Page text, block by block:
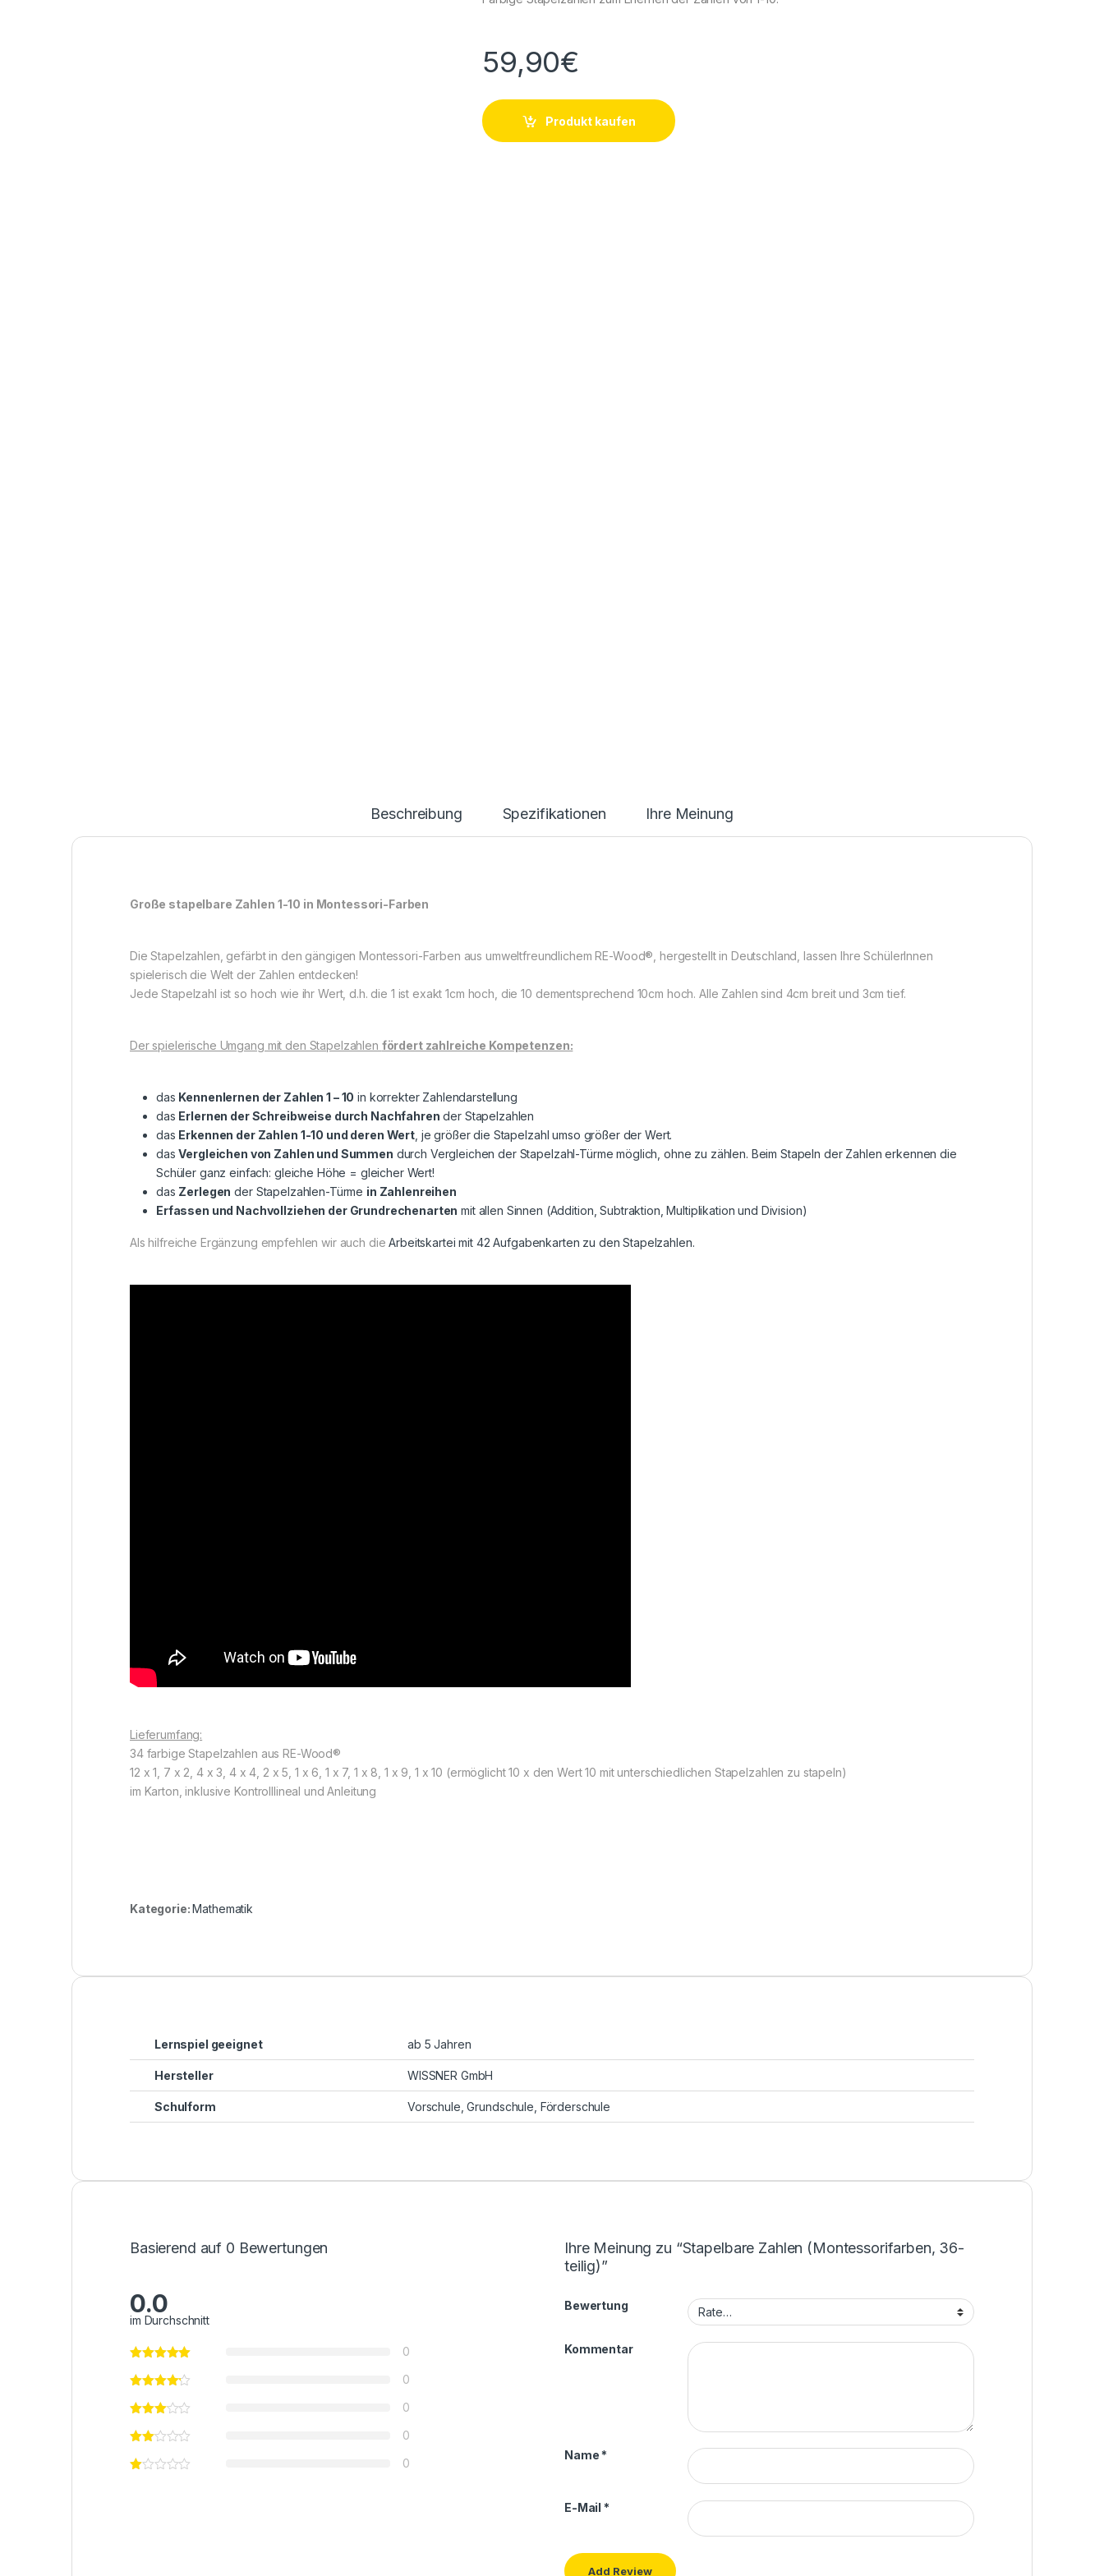
59,90€
Produkt kaufen
Beschreibung Spezifikationen Ihre Meinung
Große stapelbare Zahlen 1-10 in Montessori-Farben
Die Stapelzahlen, gefärbt in den gängigen Montessori-Farben aus umweltfreundlichem RE-Wood®, hergestellt in Deutschland, lassen Ihre SchülerInnen
spielerisch die Welt der Zahlen entdecken!
Jede Stapelzahl ist so hoch wie ihr Wert, d.h. die 1 ist exakt 1cm hoch, die 10 dementsprechend 10cm hoch. Alle Zahlen sind 4cm breit und 3cm tief.
Der spielerische Umgang mit den Stapelzahlen fördert zahlreiche Kompetenzen:
das Kennenlernen der Zahlen 1 – 10 in korrekter Zahlendarstellung
das Erlernen der Schreibweise durch Nachfahren der Stapelzahlen
das Erkennen der Zahlen 1-10 und deren Wert , je größer die Stapelzahl umso größer der Wert.
dasVergleichen von Zahlen und Summen durch Vergleichen der Stapelzahl-Türme möglich, ohne zu zählen. Beim Stapeln der Zahlen erkennen die
Schüler ganz einfach: gleiche Höhe = gleicher Wert!
das Zerlegen der Stapelzahlen-Türme in Zahlenreihen
Erfassen und Nachvollziehen der Grundrechenarten mit allen Sinnen (Addition, Subtraktion, Multiplikation und Division)
Als hilfreiche Ergänzung empfehlen wir auch dieArbeitskartei mit 42 Aufgabenkarten zu den Stapelzahlen.
Lieferumfang:
34 farbige Stapelzahlen aus RE-Wood®
12 x 1, 7 x 2, 4 x 3, 4 x 4, 2 x 5, 1 x 6, 1 x 7, 1 x 8, 1 x 9, 1 x 10 (ermöglicht 10 x den Wert 10 mit unterschiedlichen Stapelzahlen zu stapeln)
im Karton, inklusive Kontrolllineal und Anleitung
Kategorie:Mathematik
Lernspiel geeignet ab 5 Jahren
Hersteller WISSNER GmbH
Schulform Vorschule ,Grundschule Förderschule
Basierend auf 0 Bewertungen
0.0
im Durchschnitt
0
0
0
0
0
Ihre Meinung zu “Stapelbare Zahlen (Montessorifarben, 36-
teilig)”
Bewertung
Kommentar
Name *
E-Mail *